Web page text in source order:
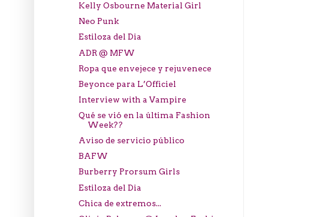
Kelly Osbourne Material Girl
Neo Punk
Estiloza del Dia
ADR @ MFW
Ropa que envejece y rejuvenece
Beyonce para L’Officiel
Interview with a Vampire
Qué se vió en la última Fashion
Week??
Aviso de servicio público
BAFW
Burberry Prorsum Girls
Estiloza del Dia
Chica de extremos...